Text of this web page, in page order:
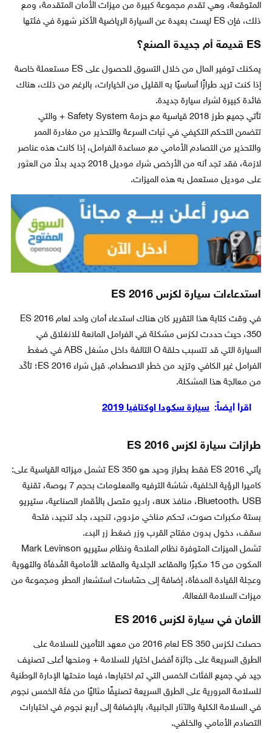
المتوقعة، وهي تقدم مجموعة كبيرة من ميزات الأمان المتقدمة، ومع
ذلك، فإن ES ليست بعيدة عن السيارة الرياضية الأكثر شهرة في فئتها
ES قديمة أم جديدة الصنع؟
يمكنك توفير المال من خلال التسوق للحصول على ES مستعملة خاصة
إذا كنت تريد طرازًا أساسيًا به القليل من الخيارات، بالرغم من ذلك، هناك
فائدة كبيرة لشراء سيارة جديدة.
تأتي جميع طرز 2018 قياسية مع حزمة Safety System + والتي
تتضمن التحكم التكيفي في ثبات السرعة والتحذير من مغادرة الممر
والتحذير من التصادم الأمامي مع مساعدة الفرامل، إذا كانت هذه عناصر
لازمة، فقد تجد أنه من الأرخص شراء موديل 2018 جديد بدلاً من العثور
على موديل مستعمل به هذه الميزات.
استدعاءات سيارة لكزس ES 2016
في وقت كتابة هذا التقرير كان هناك استدعاء أمان واحد لعام 2016 ES
350، حيث حددت لكزس مشكلة في الفرامل المانعة للانغلاق في
السيارة التي قد تتسبب حلقة O التالفة داخل مشغل ABS في ضغط
الفرامل غير الكافي وتزيد من خطر الاصطدام. قبل شراء ES 2016؛ تأكّد
من معالجة هذا المشكلة.
اقرأ أيضاً: سيارة سكودا اوكتافيا 2019
طرازات سيارة لكزس ES 2016
يأتي ES 2016 فقط بطراز وحيد هو ES 350 تشمل ميزاته القياسية على:
كاميرا الرؤية الخلفية، شاشة الترفيه والمعلومات بحجم 7 بوصة، تقنية
Bluetooth، USB، منافذ aux، راديو متصل بالأقمار الصناعية، ستيريو
بستة مكبرات صوت، تحكم مناخي مزدوج، تنجيد، جلد تنجيد، فتحة
سقف، دخول بدون مفتاح القرب وزر ضغط زر البدء.
تشمل الميزات المتوفرة نظام الملاحة ونظام ستيريو Mark Levinson
المكون من 15 مكبرًا والمقاعد الجلدية والمقاعد الأمامية المُدفأة والتهوية
وعجلة القيادة المدفأة، إضافة إلى حسّاسات استشعار المطر ومجموعة من
ميزات السلامة الفعالة.
الأمان في سيارة لكزس ES 2016
حصلت لكزس ES 350 لعام 2016 من معهد التأمين للسلامة على
الطرق السريعة على جائزة أفضل اختيار للسلامة + ومنحها أعلى تصنيف
جيد في جميع الفئات الخمس التي تم اختبارها، فيما منحتها الإدارة الوطنية
للسلامة المرورية على الطرق السريعة تصنيفًا مثاليًا من فئة الخمس نجوم
في السلامة الكلية والآثار الجانبية، بالإضافة إلى أربع نجوم في اختبارات
التصادم الأمامي والخلفي.